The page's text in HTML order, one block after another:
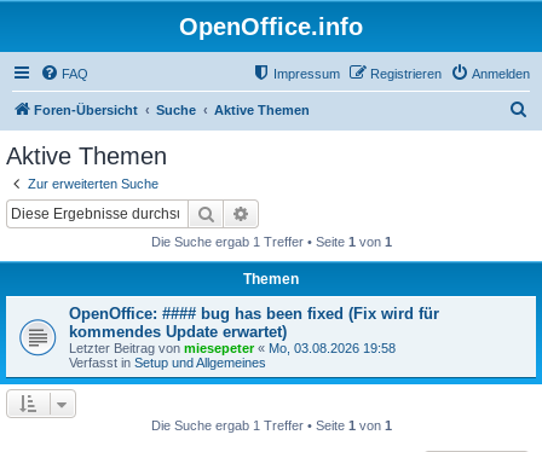
OpenOffice.info
FAQ Anmelden
Registrieren
Impressum
Foren-Übersicht Suche Aktive Themen
Aktive Themen
Zur erweiterten Suche
Suche
Die Suche ergab 1 Treffer • Seite 1 von 1
Themen
OpenOffice: #### bug has been fixed (Fix wird für
kommendes Update erwartet)
Letzter Beitrag von miesepeter« Mo, 03.08.2026 19:58
Verfasst in Setup und Allgemeines
Die Suche ergab 1 Treffer • Seite 1 von 1